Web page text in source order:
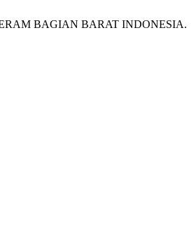
BAGIAN BARAT INDONESIA.